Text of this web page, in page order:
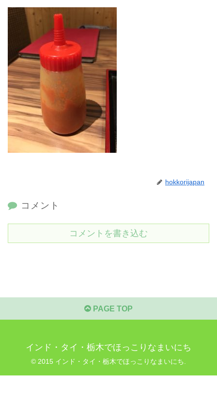
hokkorijapan
コメント
コメントを書き込む
PAGE TOP
インド・タイ・栃木でほっこりなまいにち
© 2015 インド・タイ・栃木でほっこりなまいにち.